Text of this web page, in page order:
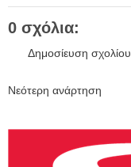
0 σχόλια:
Δημοσίευση σχολίου
Νεότερη ανάρτηση